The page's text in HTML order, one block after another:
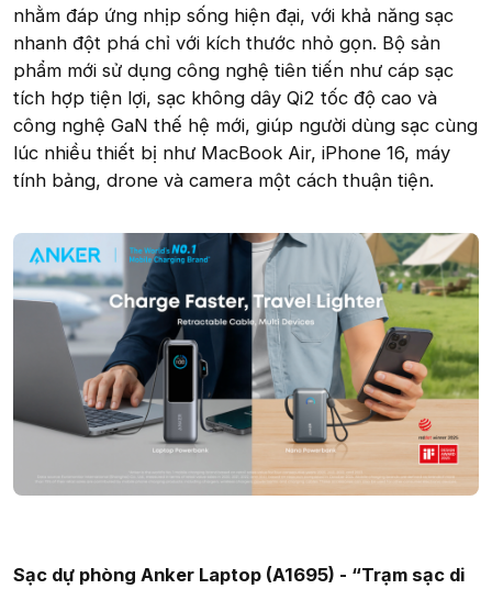
nhằm đáp ứng nhịp sống hiện đại, với khả năng sạc
nhanh đột phá chỉ với kích thước nhỏ gọn. Bộ sản
phẩm mới sử dụng công nghệ tiên tiến như cáp sạc
tích hợp tiện lợi, sạc không dây Qi2 tốc độ cao và
công nghệ GaN thế hệ mới, giúp người dùng sạc cùng
lúc nhiều thiết bị như MacBook Air, iPhone 16, máy
tính bảng, drone và camera một cách thuận tiện.
Sạc dự phòng Anker Laptop (A1695) - “Trạm sạc di